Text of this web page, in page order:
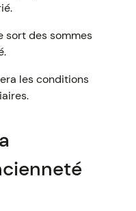
sort des sommes
les conditions